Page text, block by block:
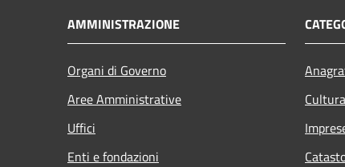
AMMINISTRAZIONE
Organi di Governo
Aree Amministrative
Uffici
Enti e fondazioni